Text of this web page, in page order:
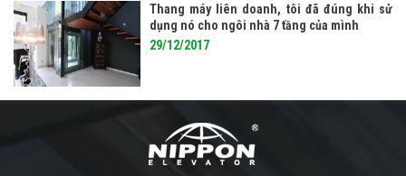
Thang máy liên doanh, tôi đã đúng khi sử
dụng nó cho ngôi nhà 7 tầng của mình
29/12/2017